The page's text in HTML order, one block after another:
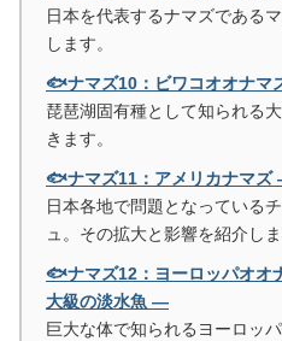
日本を代表するナマズである
します。
🐟ナマズ10：ビワコオオナ
琵琶湖固有種として知られる
きます。
🐟ナマズ11：アメリカナマ
日本各地で問題となっている
ュ。その拡大と影響を紹介しま
🐟ナマズ12：ヨーロッパオオ
大級の淡水魚 ―
巨大な体で知られるヨーロッ